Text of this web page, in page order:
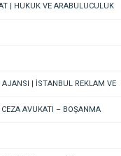
– ONLINE SİPARİŞ
| HUKUK VE ARABULUCULUK
| İSTANBUL REKLAM VE
MEDYA AJANSI, 360
AVUKATI – BOŞANMA